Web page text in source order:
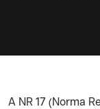
‍A NR 17 (Norma